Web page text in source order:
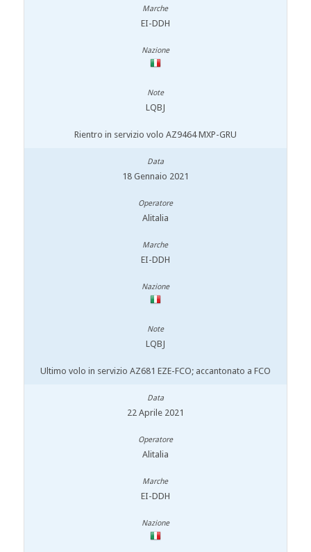
EI-DDH
LQBJ
Rientro in servizio volo AZ9464 MXP-GRU
18 Gennaio 2021
Alitalia
EI-DDH
LQBJ
Ultimo volo in servizio AZ681 EZE-FCO; accantonato a FCO
22 Aprile 2021
Alitalia
EI-DDH